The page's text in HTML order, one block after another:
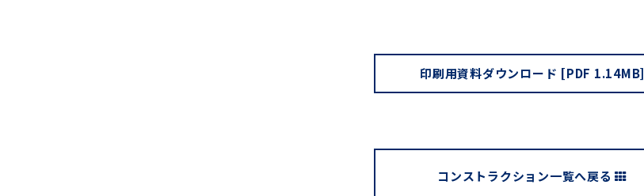
印刷用資料ダウンロード [PDF 1.14MB]
コンストラクション一覧へ戻る